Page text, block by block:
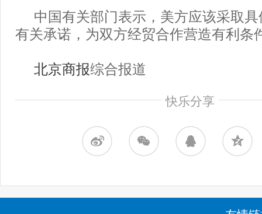
中国有关部门表示，美方应该采取
有关承诺，为双方经贸合作营造有利
北京商报综合报道
快乐分享